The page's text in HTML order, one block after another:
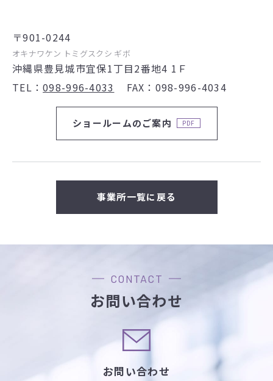
〒901-0244
オキナワケン トミグスクシ ギボ
沖縄県豊見城市宜保1丁目2番地4 1Ｆ
TEL
098-996-4033 FAX 098-996-4034
ショールームのご案内
事業所一覧に戻る
CONTACT
お問い合わせ
お問い合わせ